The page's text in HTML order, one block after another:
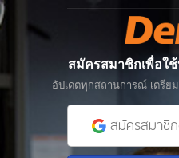
สมัครสมาชิกเพื่อใช้
อัปเดตทุกสถานการณ์ เตรี
สมัครสมาชิ